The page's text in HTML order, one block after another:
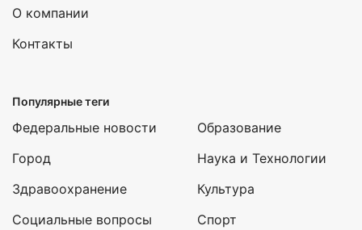
О компании
Контакты
Популярные теги
Федеральные новости
Город
Здравоохранение
Социальные вопросы
Образование
Наука и Технологии
Культура
Спорт